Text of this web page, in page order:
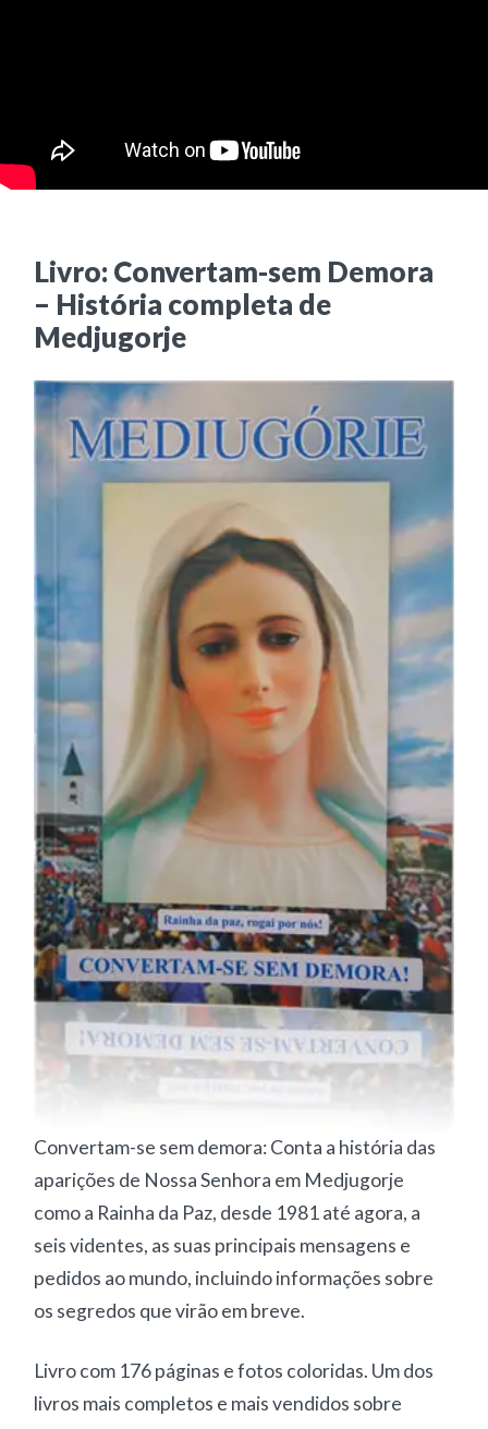
Livro: Convertam-sem Demora
– História completa de
Medjugorje
Convertam-se sem demora: Conta a história das
aparições de Nossa Senhora em Medjugorje
como a Rainha da Paz, desde 1981 até agora, a
seis videntes, as suas principais mensagens e
pedidos ao mundo, incluindo informações sobre
os segredos que virão em breve.
Livro com 176 páginas e fotos coloridas. Um dos
livros mais completos e mais vendidos sobre